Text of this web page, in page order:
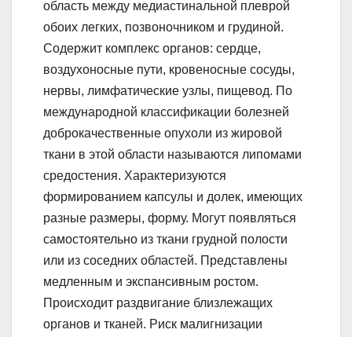
область между медиастинальной плеврой
обоих легких, позвоночником и грудиной.
Содержит комплекс органов: сердце,
воздухоносные пути, кровеносные сосуды,
нервы, лимфатические узлы, пищевод. По
международной классификации болезней
доброкачественные опухоли из жировой
ткани в этой области называются липомами
средостения. Характеризуются
формированием капсулы и долек, имеющих
разные размеры, форму. Могут появляться
самостоятельно из ткани грудной полости
или из соседних областей. Представлены
медленным и экспансивным ростом.
Происходит раздвигание близлежащих
органов и тканей. Риск малигнизации